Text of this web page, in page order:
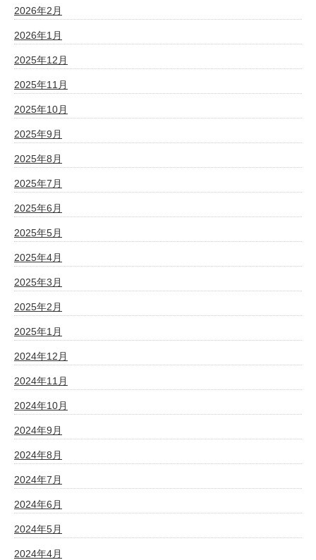
2026年2月
2026年1月
2025年12月
2025年11月
2025年10月
2025年9月
2025年8月
2025年7月
2025年6月
2025年5月
2025年4月
2025年3月
2025年2月
2025年1月
2024年12月
2024年11月
2024年10月
2024年9月
2024年8月
2024年7月
2024年6月
2024年5月
2024年4月